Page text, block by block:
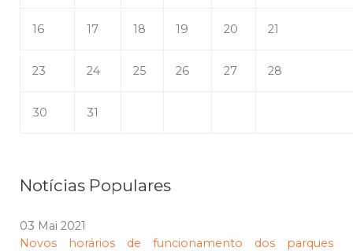
16 17 18 19 20 21
23 24 25 26 27 28
30 31
Notícias Populares
03 Mai 2021
Novos horários de funcionamento dos parques